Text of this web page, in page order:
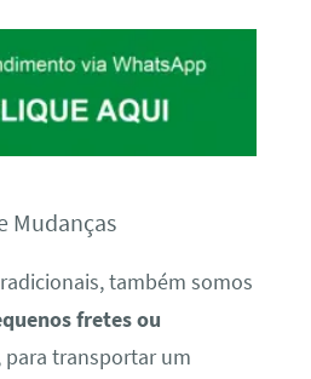
Mudanças
também somos
fretes ou
para transportar um